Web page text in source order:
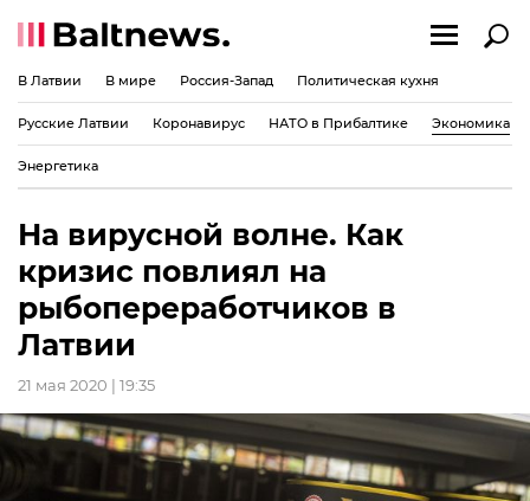
В Латвии В мире Россия-Запад Политическая кухня
Русские Латвии Коронавирус НАТО в Прибалтике Экономика
Энергетика
На вирусной волне. Как
кризис повлиял на
рыбопереработчиков в
Латвии
21 мая 2020 | 19:35